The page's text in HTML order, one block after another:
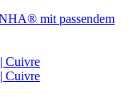
Cuivre
Cuivre